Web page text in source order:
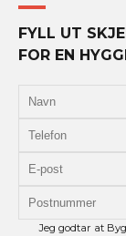
FYLL UT
FOR EN
Jeg godtar at